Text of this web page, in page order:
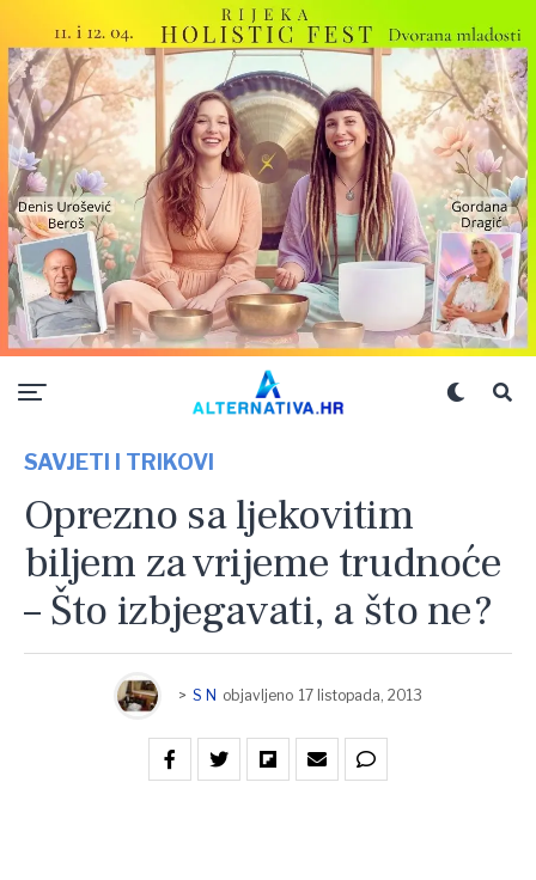
SAVJETI I TRIKOVI
Oprezno sa ljekovitim
biljem za vrijeme trudnoće
– Što izbjegavati, a što ne?
> S N objavljeno 17 listopada, 2013